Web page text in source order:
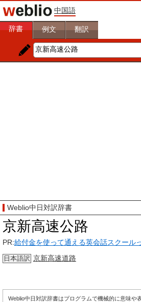
中国語
辞書 例文 翻訳
Weblio中日対訳辞書
京新高速公路
PR:給付金を使って通える英会話スクール
日本語訳 京新高速道路
Weblio中日対訳辞書はプログラムで機械的に意味